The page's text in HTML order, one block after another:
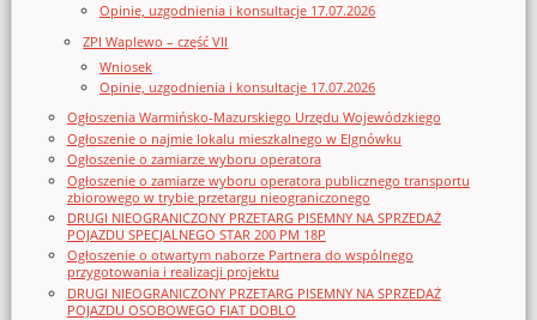
Opinie, uzgodnienia i konsultacje 17.07.2026
ZPI Waplewo – część VII
Wniosek
Opinie, uzgodnienia i konsultacje 17.07.2026
Ogłoszenia Warmińsko-Mazurskiego Urzędu Wojewódzkiego
Ogłoszenie o najmie lokalu mieszkalnego w Elgnówku
Ogłoszenie o zamiarze wyboru operatora
Ogłoszenie o zamiarze wyboru operatora publicznego transportu
zbiorowego w trybie przetargu nieograniczonego
DRUGI NIEOGRANICZONY PRZETARG PISEMNY NA SPRZEDAŻ
POJAZDU SPECJALNEGO STAR 200 PM 18P
Ogłoszenie o otwartym naborze Partnera do wspólnego
przygotowania i realizacji projektu
DRUGI NIEOGRANICZONY PRZETARG PISEMNY NA SPRZEDAŻ
POJAZDU OSOBOWEGO FIAT DOBLO